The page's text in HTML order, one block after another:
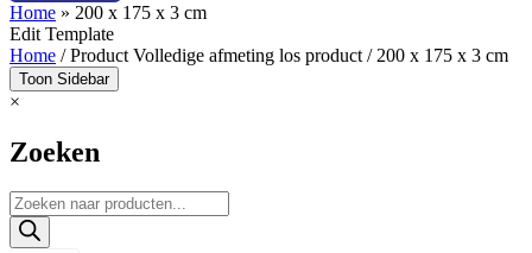
Home » 200 x 175 x 3 cm
Edit Template
Home / Product Volledige afmeting los product / 200 x 175 x 3 cm
Toon Sidebar
×
Zoeken
Producten
zoeken